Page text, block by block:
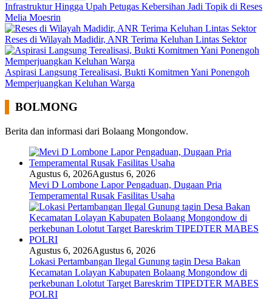
Infrastruktur Hingga Upah Petugas Kebersihan Jadi Topik di Reses
Melia Moesrin
Reses di Wilayah Madidir, ANR Terima Keluhan Lintas Sektor
Aspirasi Langsung Terealisasi, Bukti Komitmen Yani Ponengoh
Memperjuangkan Keluhan Warga
BOLMONG
Berita dan informasi dari Bolaang Mongondow.
Agustus 6, 2026Agustus 6, 2026
Mevi D Lombone Lapor Pengaduan, Dugaan Pria
Temperamental Rusak Fasilitas Usaha
Agustus 6, 2026Agustus 6, 2026
Lokasi Pertambangan Ilegal Gunung tagin Desa Bakan
Kecamatan Lolayan Kabupaten Bolaang Mongondow di
perkebunan Lolotut Target Bareskrim TIPEDTER MABES
POLRI